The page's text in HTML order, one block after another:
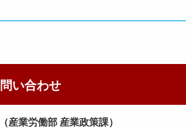
い合わせ
産業労働部 産業政策課）